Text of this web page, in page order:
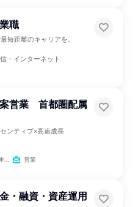
職
短距離のキャリアを。
・インターネット
案営業 首都圏配属
ンティブ×高速成長
営業
・融資・資産運用